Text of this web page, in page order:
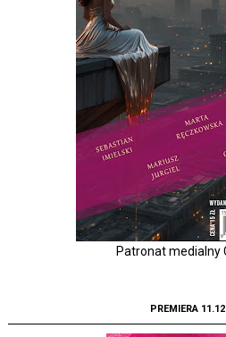
Patronat medialny
PREMIERA